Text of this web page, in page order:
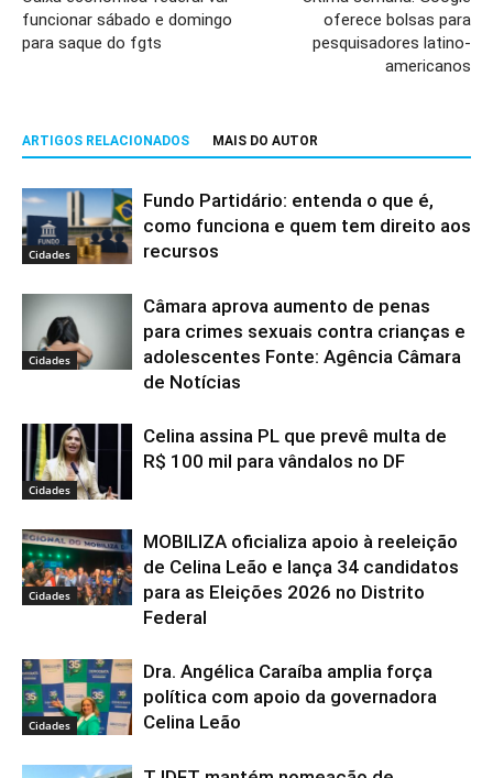
funcionar sábado e domingo
para saque do fgts
oferece bolsas para
pesquisadores latino-
americanos
ARTIGOS RELACIONADOS MAIS DO AUTOR
Cidades
Fundo Partidário: entenda o que é,
como funciona e quem tem direito aos
recursos
Cidades
Câmara aprova aumento de penas
para crimes sexuais contra crianças e
adolescentes Fonte: Agência Câmara
de Notícias
Cidades
Celina assina PL que prevê multa de
R$ 100 mil para vândalos no DF
Cidades
MOBILIZA oficializa apoio à reeleição
de Celina Leão e lança 34 candidatos
para as Eleições 2026 no Distrito
Federal
Cidades
Dra. Angélica Caraíba amplia força
política com apoio da governadora
Celina Leão